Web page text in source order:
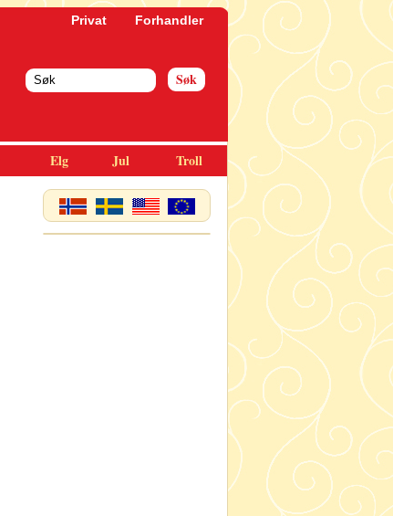
Privat Forhandler
Elg Jul Troll